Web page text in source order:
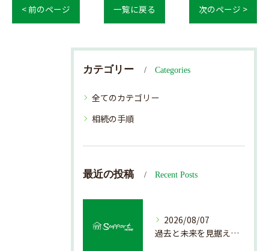
< 前のページ 一覧に戻る 次のページ >
カテゴリー Categories
全てのカテゴリー
相続の手順
最近の投稿 Recent Posts
2026/08/07
過去と未来を見据えた戸建て売却の秘訣